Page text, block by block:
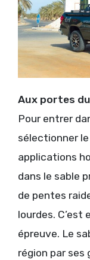
Aux portes
Pour entrer
sélectionner
applications
dans le sable
de pentes
lourdes. C’est
épreuve. Le
région par ses